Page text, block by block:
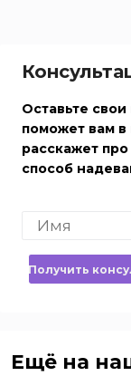
Оставьте
поможет вам
расскажет
способ
Получить
Ещё на